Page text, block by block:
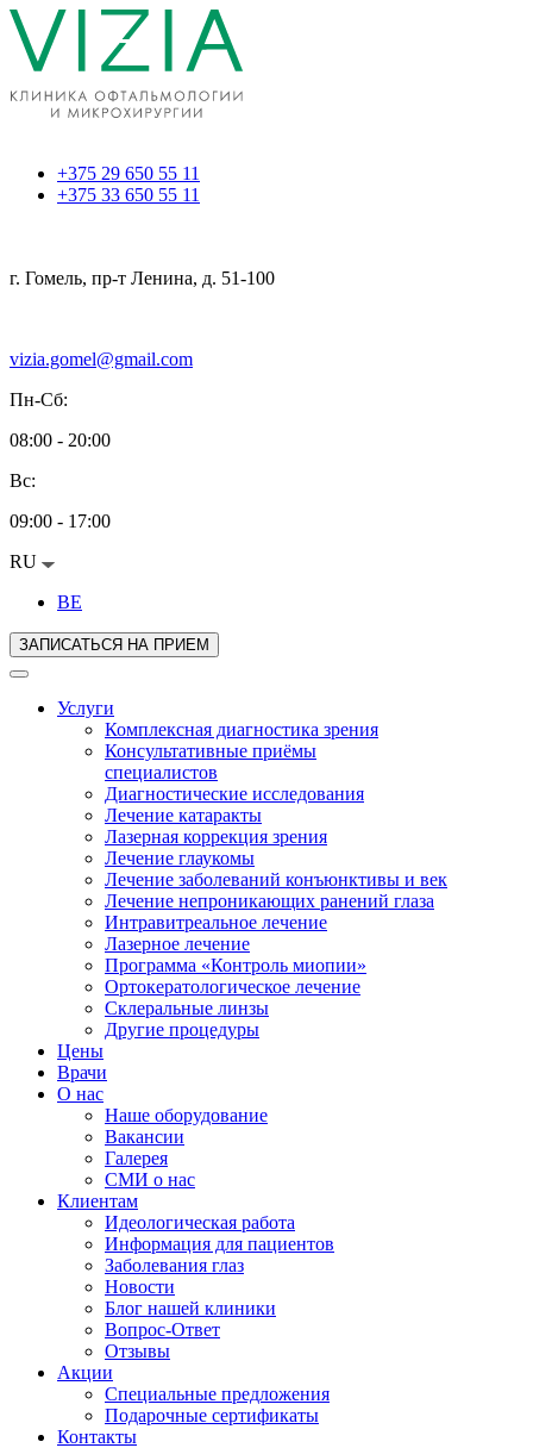
+375 29 650 55 11
+375 33 650 55 11
г. Гомель, пр-т Ленина, д. 51-100
vizia.gomel@gmail.com
Пн-Сб:
08:00 - 20:00
Вс:
09:00 - 17:00
RU
BE
ЗАПИСАТЬСЯ НА ПРИЕМ
Услуги
Комплексная диагностика зрения
Консультативные приёмы
специалистов
Диагностические исследования
Лечение катаракты
Лазерная коррекция зрения
Лечение глаукомы
Лечение заболеваний конъюнктивы и век
Лечение непроникающих ранений глаза
Интравитреальное лечение
Лазерное лечение
Программа «Контроль миопии»
Ортокератологическое лечение
Склеральные линзы
Другие процедуры
Цены
Врачи
О нас
Наше оборудование
Вакансии
Галерея
СМИ о нас
Клиентам
Идеологическая работа
Информация для пациентов
Заболевания глаз
Новости
Блог нашей клиники
Вопрос-Ответ
Отзывы
Акции
Специальные предложения
Подарочные сертификаты
Контакты